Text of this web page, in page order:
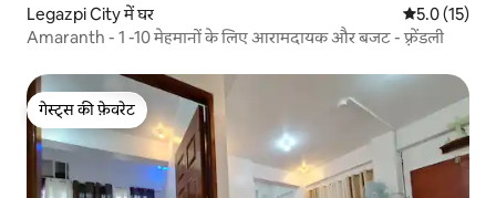
Legazpi City में घर औसत रेटिंग 5
5.0 (15)
Amaranth - 1 -10 मेहमानों के लिए आरामदायक और बजट - फ़्रेंडली
गेस्ट्स की फ़ेवरेट
गेस्ट्स की फ़ेवरेट